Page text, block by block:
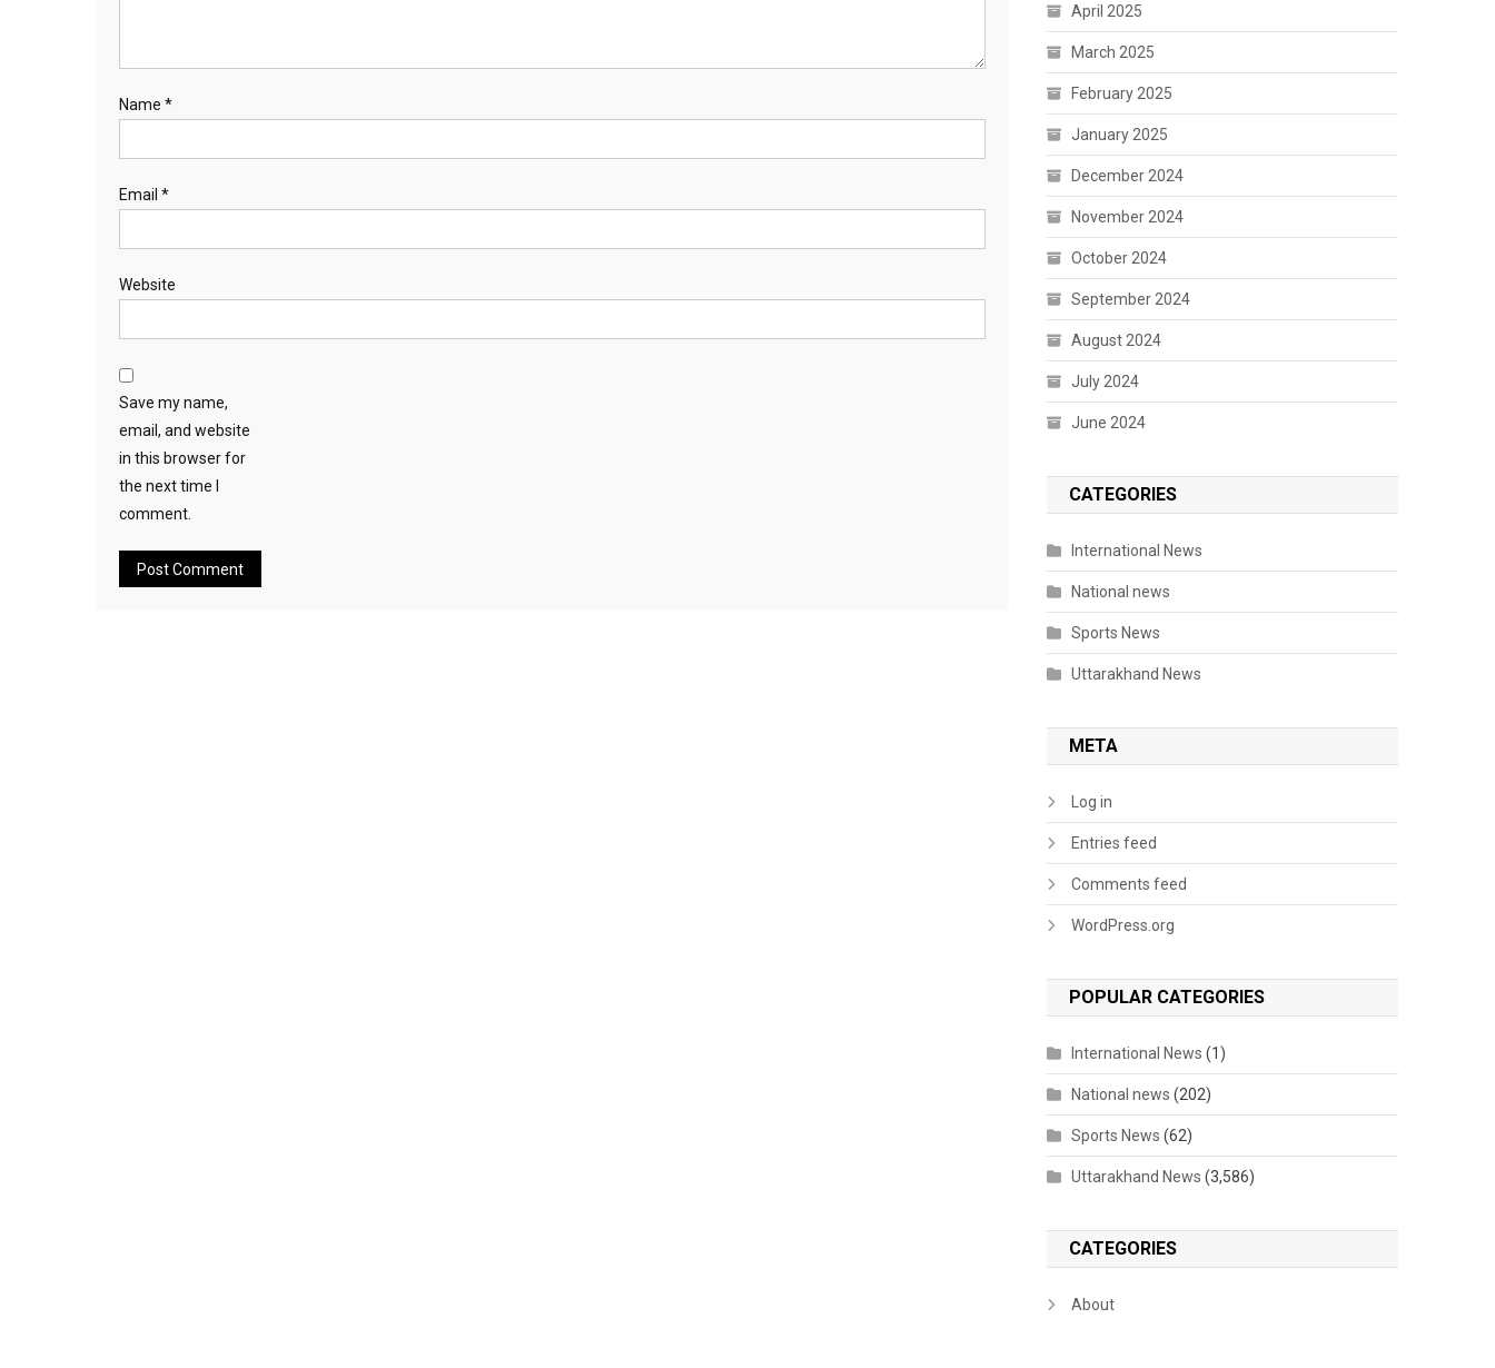
Name *
Email *
Website
Save my name,
email, and website
in this browser for
the next time I
comment.
April 2025
March 2025
February 2025
January 2025
December 2024
November 2024
October 2024
September 2024
August 2024
July 2024
June 2024
CATEGORIES
International News
National news
Sports News
Uttarakhand News
META
Log in
Entries feed
Comments feed
WordPress.org
POPULAR CATEGORIES
International News (1)
National news (202)
Sports News (62)
Uttarakhand News (3,586)
CATEGORIES
About